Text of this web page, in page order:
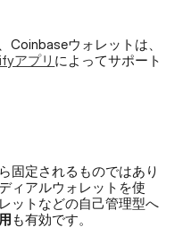
ウォレットは、
アプリ によってサポート
固定されるものではあり
ィアルウォレットを使
ットなどの自己管理型へ
も有効です。